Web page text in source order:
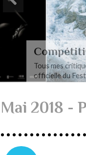
Tous mes
officielle du
Mai 2018 -